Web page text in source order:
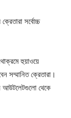
সর্বোচ্চ
হুয়াওয়ে
সম্মানিত ক্রেতারা।
আউটলেটগুলো থেকে